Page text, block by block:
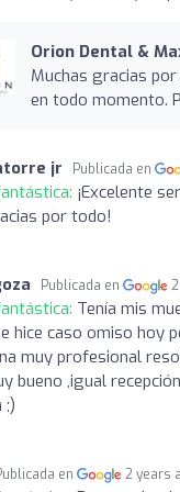
Orion Dental &
Muchas gracias
en todo momento.
jr Publicada en
¡Excelente
por todo!
Publicada en
Tenía mis
hice caso omiso hoy
muy profesional
bueno ,igual
;)
en 2 years